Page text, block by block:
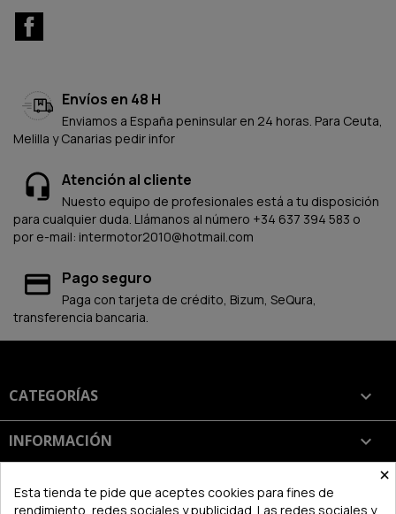
Envíos en 48 H
Enviamos a España peninsular en 24 horas. Para Ceuta,
Melilla y Canarias pedir infor
Atención al cliente
Nuesto equipo de profesionales está a tu disposición
para cualquier duda. Llámanos al número +34 637 394 583 o
por e-mail: intermotor2010@hotmail.com
Pago seguro
Paga con tarjeta de crédito, Bizum, SeQura,
transferencia bancaria.
CATEGORÍAS 
INFORMACIÓN 
SU CUENTA ×
Esta tienda te pide que aceptes cookies para fines de
rendimiento, redes sociales y publicidad. Las redes sociales y